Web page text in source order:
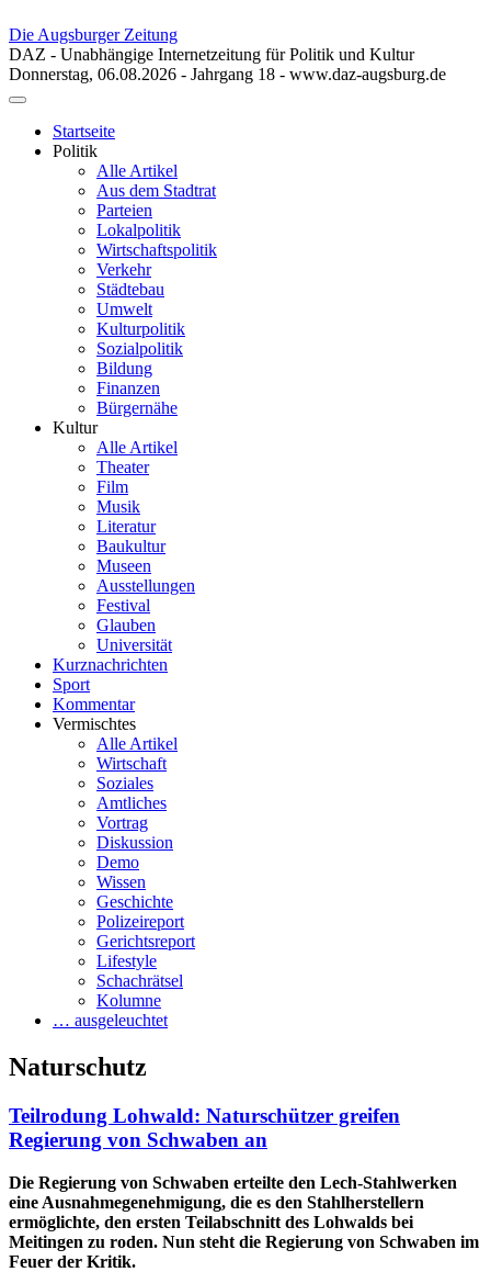
Die Augsburger Zeitung
DAZ - Unabhängige Internetzeitung für Politik und Kultur
Donnerstag, 06.08.2026 - Jahrgang 18 - www.daz-augsburg.de
Toggle
navigationStartseite
Politik
Alle Artikel
Aus dem Stadtrat
Parteien
Lokalpolitik
Wirtschaftspolitik
Verkehr
Städtebau
Umwelt
Kulturpolitik
Sozialpolitik
Bildung
Finanzen
Bürgernähe
Kultur
Alle Artikel
Theater
Film
Musik
Literatur
Baukultur
Museen
Ausstellungen
Festival
Glauben
Universität
Kurznachrichten
Sport
Kommentar
Vermischtes
Alle Artikel
Wirtschaft
Soziales
Amtliches
Vortrag
Diskussion
Demo
Wissen
Geschichte
Polizeireport
Gerichtsreport
Lifestyle
Schachrätsel
Kolumne
… ausgeleuchtet
Naturschutz
Teilrodung Lohwald: Naturschützer greifen
Regierung von Schwaben an
Die Regierung von Schwaben erteilte den Lech-Stahlwerken
eine Ausnahmegenehmigung, die es den Stahlherstellern
ermöglichte, den ersten Teilabschnitt des Lohwalds bei
Meitingen zu roden. Nun steht die Regierung von Schwaben im
Feuer der Kritik.